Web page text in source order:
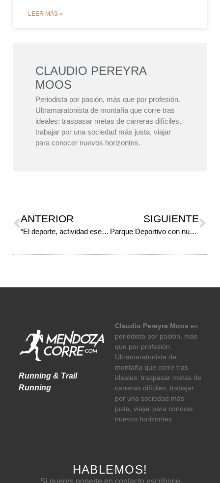
LEER MÁS »
CLAUDIO PEREYRA
MOOS
Periodista por pasión, más que por profesión.
Ultramaratonista de montaña que corre tras
ideales: traspasar metas de carreras difíciles,
trabajar por una sociedad más justa, viajar
para conocer nuevos horizontes.
ANTERIOR
“El deporte, actividad esencial”
SIGUIENTE
Parque Deportivo con nuevo horario
Running & Trail
Running
Claudio Pereyra Moos es
periodista por pasión, más
que por profesión.
Ultramaratonista de
montaña que corre tras
ideales: traspasar metas de
carreras difíciles, trabajar
por una sociedad más
justa, viajar para conocer
nuevos horizontes
HABLEMOS!
Si queres ponerte en contacto escribime